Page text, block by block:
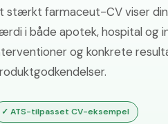
stærkt farmaceut-CV viser
i både apotek, hospital og
og konkrete
✓ ATS-tilpasset CV-eksempel